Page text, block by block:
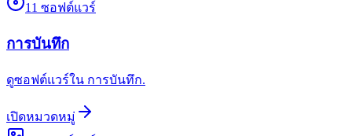
11 ซอฟต์แวร์
การบันทึก
ดูซอฟต์แวร์ใน การบันทึก.
เปิดหมวดหมู่